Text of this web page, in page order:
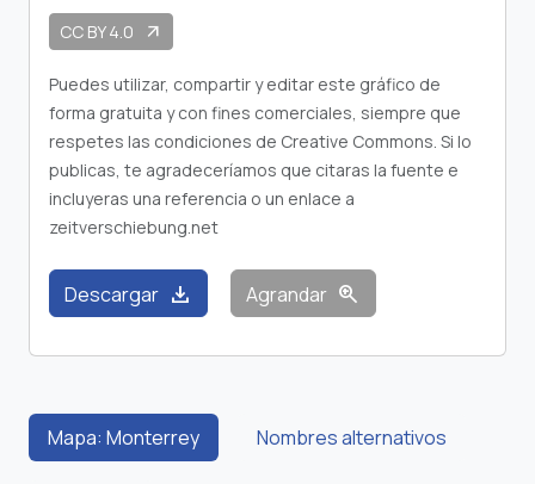
CC BY 4.0 arrow_outward
Puedes utilizar, compartir y editar este gráfico de
forma gratuita y con fines comerciales, siempre que
respetes las condiciones de Creative Commons. Si lo
publicas, te agradeceríamos que citaras la fuente e
incluyeras una referencia o un enlace a
zeitverschiebung.net
Descargar download Agrandar zoom_in
Mapa: Monterrey Nombres alternativos